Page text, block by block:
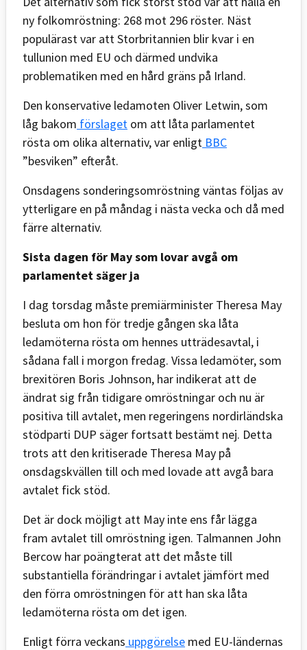
ny folkomröstning: 268 mot 296 röster. Näst
populärast var att Storbritannien blir kvar i en
tullunion med EU och därmed undvika
problematiken med en hård gräns på Irland.
Den konservative ledamoten Oliver Letwin, som
låg bakom förslaget om att låta parlamentet
rösta om olika alternativ, var enligt BBC
”besviken” efteråt.
Onsdagens sonderingsomröstning väntas följas av
ytterligare en på måndag i nästa vecka och då med
färre alternativ.
Sista dagen för May som lovar avgå om
parlamentet säger ja
I dag torsdag måste premiärminister Theresa May
besluta om hon för tredje gången ska låta
ledamöterna rösta om hennes utträdesavtal, i
sådana fall i morgon fredag. Vissa ledamöter, som
brexitören Boris Johnson, har indikerat att de
ändrat sig från tidigare omröstningar och nu är
positiva till avtalet, men regeringens nordirländska
stödparti DUP säger fortsatt bestämt nej. Detta
trots att den kritiserade Theresa May på
onsdagskvällen till och med lovade att avgå bara
avtalet fick stöd.
Det är dock möjligt att May inte ens får lägga
fram avtalet till omröstning igen. Talmannen John
Bercow har poängterat att det måste till
substantiella förändringar i avtalet jämfört med
den förra omröstningen för att han ska låta
ledamöterna rösta om det igen.
Enligt förra veckans uppgörelse med EU-ländernas